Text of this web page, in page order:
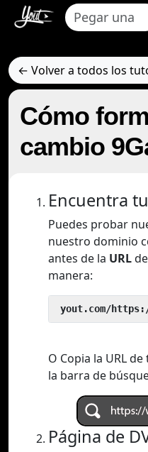
← Volver a todos los
Cómo
cambio
Encuentra
Puedes probar
nuestro dominio
antes de la URL
manera:
yout.com/
O Copia la URL
la barra de
Página de